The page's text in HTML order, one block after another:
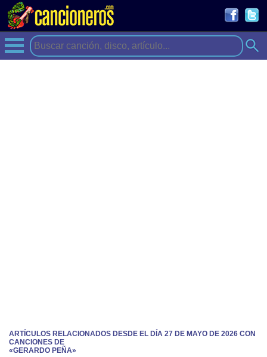
ARTÍCULOS RELACIONADOS DESDE EL DÍA 27 DE MAYO DE 2026 CON
CANCIONES DE
«GERARDO PEÑA»